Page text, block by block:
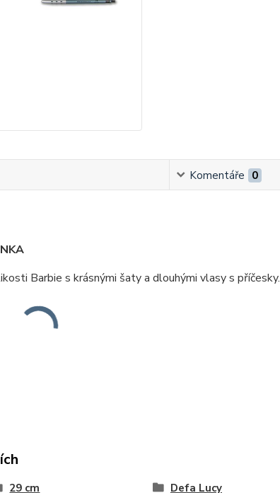
Komentáře 0
Barbie s krásnými šaty a dlouhými vlasy s příčesky.
29 cm Defa Lucy